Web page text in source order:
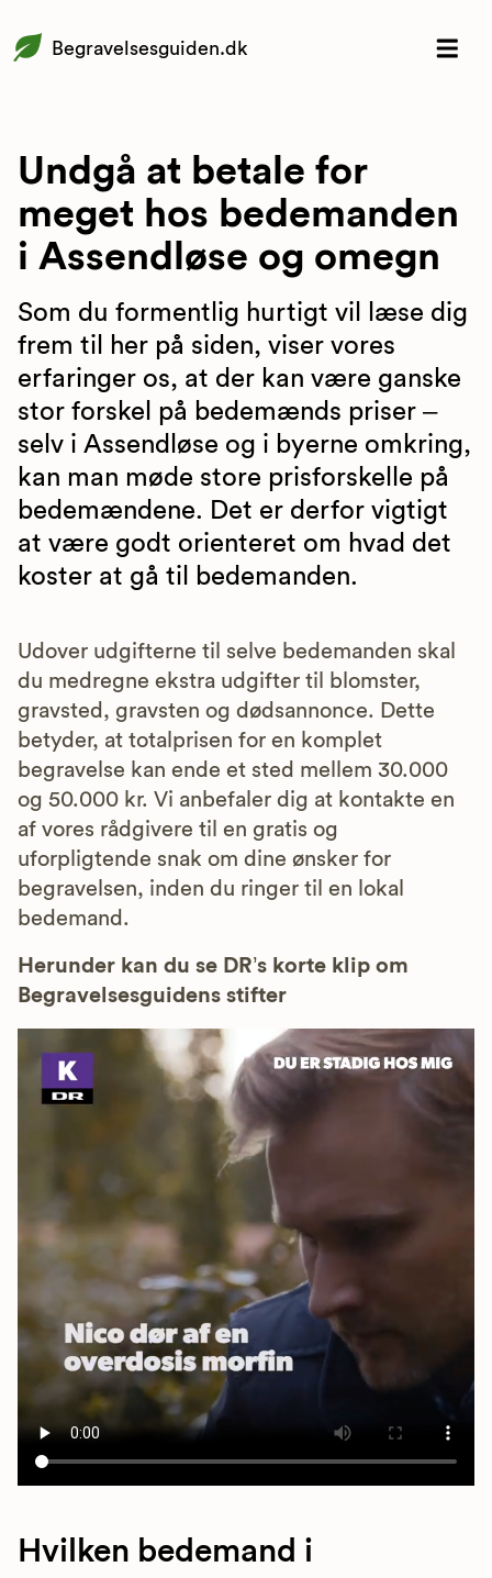
Begravelsesguiden.dk
Undgå at betale for
meget hos bedemanden
i Assendløse og omegn
Som du formentlig hurtigt vil læse dig
frem til her på siden, viser vores
erfaringer os, at der kan være ganske
stor forskel på bedemænds priser –
selv i Assendløse og i byerne omkring,
kan man møde store prisforskelle på
bedemændene. Det er derfor vigtigt
at være godt orienteret om hvad det
koster at gå til bedemanden.
Udover udgifterne til selve bedemanden skal
du medregne ekstra udgifter til blomster,
gravsted, gravsten og dødsannonce. Dette
betyder, at totalprisen for en komplet
begravelse kan ende et sted mellem 30.000
og 50.000 kr. Vi anbefaler dig at kontakte en
af vores rådgivere til en gratis og
uforpligtende snak om dine ønsker for
begravelsen, inden du ringer til en lokal
bedemand.
Herunder kan du se DR’s korte klip om
Begravelsesguidens stifter
Hvilken bedemand i